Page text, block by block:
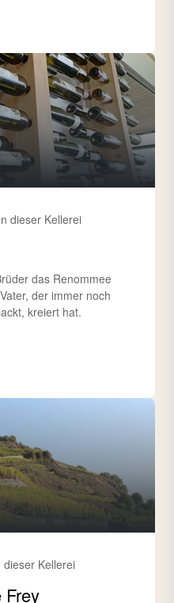
dieser Kellerei
das Renommee
der immer noch
kreiert hat.
Kellerei
Frey